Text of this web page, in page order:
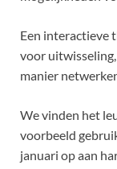
Een interactieve
voor
manier
We vinden het
voorbeeld
januari op aan